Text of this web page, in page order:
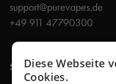
support@purevapes.de
+49 911 47790300
ShopDiese Webseite
Cookies.